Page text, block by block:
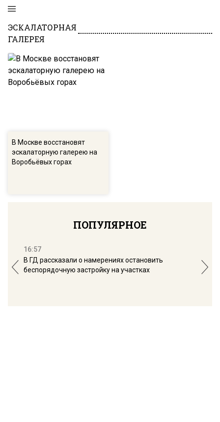
ЭСКАЛАТОРНАЯ
ГАЛЕРЕЯ
В Москве восстановят
эскалаторную галерею на
Воробьёвых горах
ПОПУЛЯРНОЕ
16:57
В ГД рассказали о намерениях остановить
беспорядочную застройку на участках